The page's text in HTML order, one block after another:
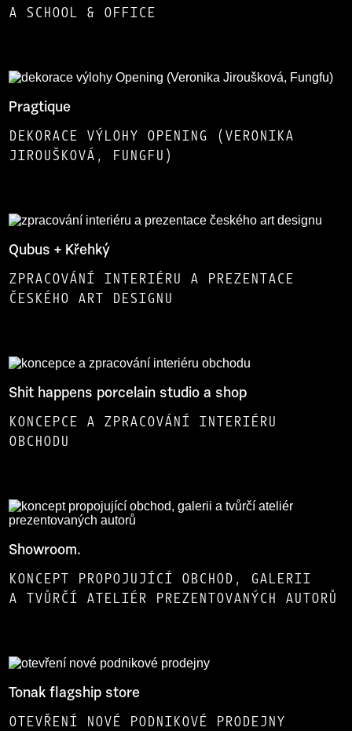
A SCHOOL & OFFICE
Pragtique
DEKORACE VÝLOHY OPENING (VERONIKA
JIROUŠKOVÁ, FUNGFU)
Qubus + Křehký
ZPRACOVÁNÍ INTERIÉRU A PREZENTACE
ČESKÉHO ART DESIGNU
Shit happens porcelain studio a shop
KONCEPCE A ZPRACOVÁNÍ INTERIÉRU
OBCHODU
Showroom.
KONCEPT PROPOJUJÍCÍ OBCHOD, GALERII
A TVŮRČÍ ATELIÉR PREZENTOVANÝCH AUTORŮ
Tonak flagship store
OTEVŘENÍ NOVÉ PODNIKOVÉ PRODEJNY